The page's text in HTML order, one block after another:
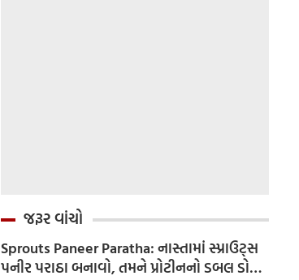
જરૂર વાંચો
Sprouts Paneer Paratha: નાસ્તામાં સ્પ્રાઉટ્સ
પનીર પરાઠા બનાવો, તમને પ્રોટીનનો ડબલ ડોઝ